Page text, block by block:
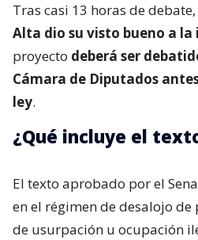
Tras casi 13 horas de
Alta dio su visto bueno a
proyecto deberá ser
Cámara de Diputados
ley.
¿Qué incluye el
El texto aprobado por el
en el régimen de desalojo de
de usurpación u ocupación